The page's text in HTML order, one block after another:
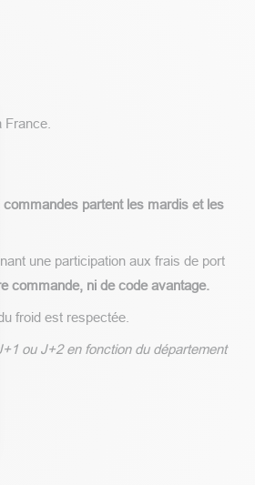
vos
commandes partent les mardis et les
une participation aux frais de port
commande, ni de code avantage.
froid est respectée.
ou J+2 en fonction du département